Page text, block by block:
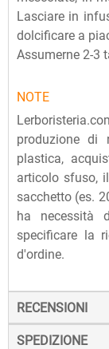
Lasciare in
dolcificare a
Assumerne 2-3
NOTE
produzione
plastica,
articolo sfuso,
sacchetto (es.
ha necessità
specificare la
d'ordine.
RECENSIONI
SPEDIZIONE